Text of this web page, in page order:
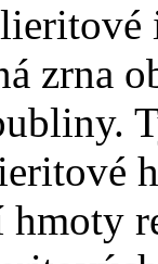
zrna